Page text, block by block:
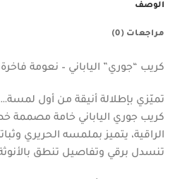
الوصف
مراجعات (0)
كريب “جوري” الياباني – نعومة
تميّزي بإطلالة أنيقة من أول لمسة…
كريب جوري الياباني خامة مصممة
الراقية، يتميز بملمسه الحريري
تنسدل برقي وتفاصيل تنطق